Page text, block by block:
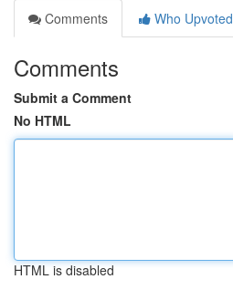
Comments
Who Upvoted
Comments
Submit a Comment
No HTML
HTML is disabled